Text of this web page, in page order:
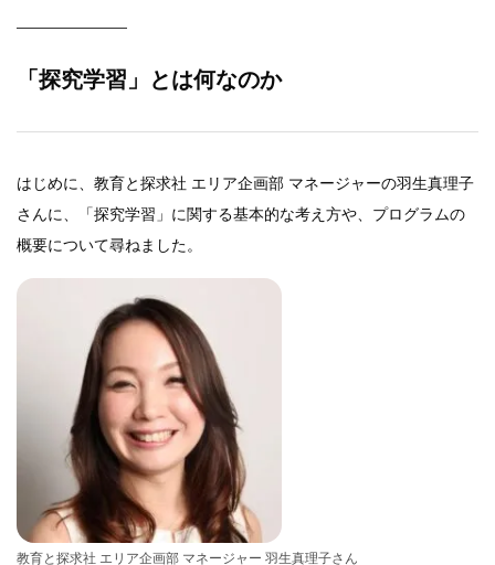
「探究学習」とは何なのか
はじめに、教育と探求社 エリア企画部 マネージャーの羽生真理子
さんに、「探究学習」に関する基本的な考え方や、プログラムの
概要について尋ねました。
教育と探求社 エリア企画部 マネージャー 羽生真理子さん